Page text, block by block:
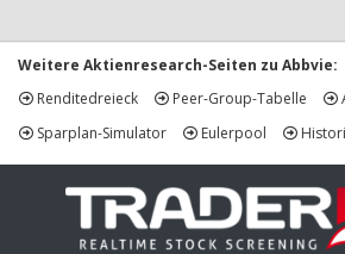
Weitere Aktienresearch-Seiten zu Abbvie:
Renditedreieck
Peer-Group-Tabelle
Sparplan-Simulator
Eulerpool